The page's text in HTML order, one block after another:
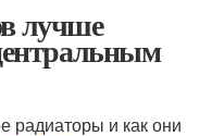
лучше
радиаторы и как они